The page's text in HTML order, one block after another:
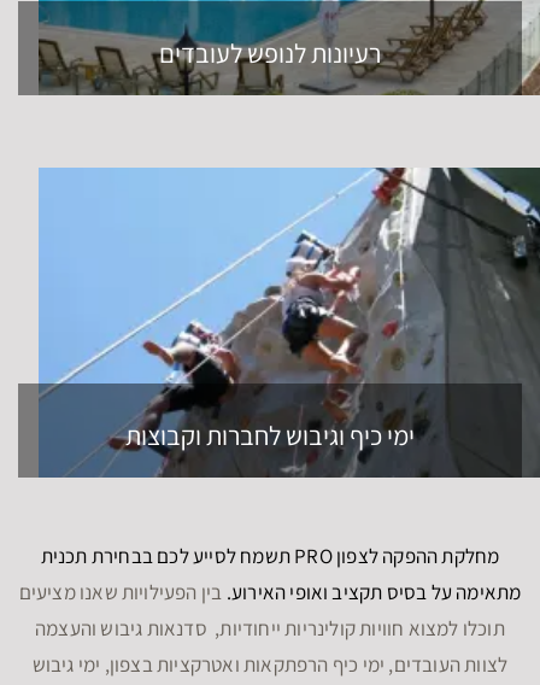
רעיונות לנופש לעובדים
ימי כיף וגיבוש לחברות וקבוצות
מחלקת ההפקה לצפון PRO תשמח לסייע לכם בבחירת תכנית
מתאימה על בסיס תקציב ואופי האירוע. בין הפעילויות שאנו מציעים
תוכלו למצוא חוויות קולינריות ייחודיות, סדנאות גיבוש והעצמה
לצוות העובדים, ימי כיף הרפתקאות ואטרקציות בצפון, ימי גיבוש